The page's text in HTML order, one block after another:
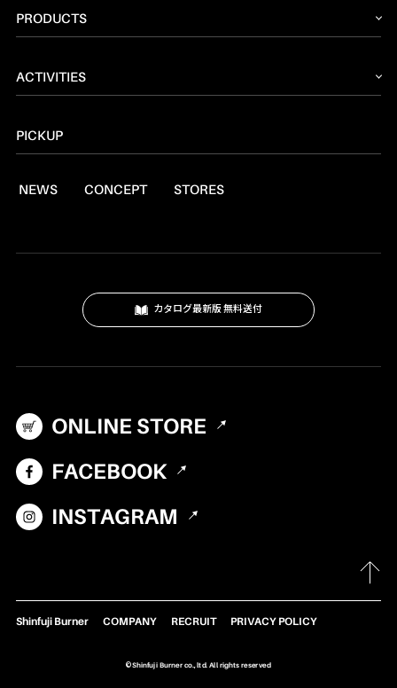
PRODUCTS
ストーブ
燃料
クッキングツール
テーブル・カップ・カトラリー
パーツ・部品
ACTIVITIES
レシピ
PICKUP
NEWS CONCEPT STORES
カタログ最新版 無料送付
ONLINE STORE
FACEBOOK
INSTAGRAM
Shinfuji Burner COMPANY RECRUIT PRIVACY POLICY
©Shinfuji Burner co., ltd. All rights reserved